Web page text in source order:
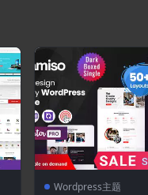
Wordpress主题